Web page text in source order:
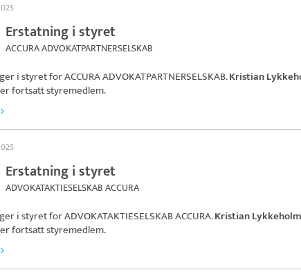
Erstatning i styret
ACCURA ADVOKATPARTNERSELSKAB
i styret forACCURA ADVOKATPARTNERSELSKAB.Kristian
er fortsatt styremedlem.
Erstatning i styret
ADVOKATAKTIESELSKAB ACCURA
i styret forADVOKATAKTIESELSKAB ACCURA.Kristian Lykkeholm
er fortsatt styremedlem.